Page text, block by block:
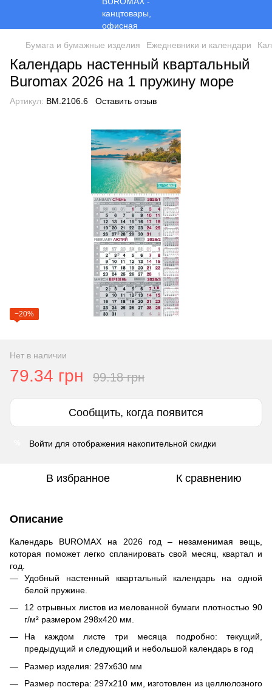
Бумага и бумажные изделия Ежедневники и календари
Календарь настенный квартальный
Buromax 2026 на 1 пружину море
Артикул: BM.2106.6 Оставить отзыв
−20%
Нет в наличии
79.34 грн 99.18 грн
Сообщить, когда появится
Войти для отображения накопительной скидки
В избранное К сравнению
Описание
Календарь BUROMAX на 2026 год – незаменимая вещь,
которая поможет легко спланировать свой месяц, квартал и
год.
Удобный настенный квартальный календарь на одной
белой пружине.
12 отрывных листов из мелованной бумаги плотностью 90
г/м² размером 298х420 мм.
На каждом листе три месяца подробно: текущий,
предыдущий и следующий и небольшой календарь в год
Размер изделия: 297х630 мм
Размер постера: 297х210 мм, изготовлен из целлюлозного